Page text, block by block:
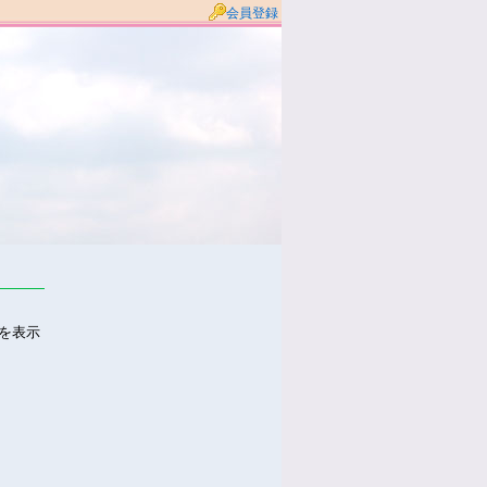
会員登録
表示